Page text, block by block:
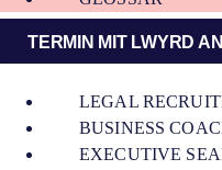
TERMIN MIT LWYRD
LEGAL
BUSINESS
EXECUTIVE